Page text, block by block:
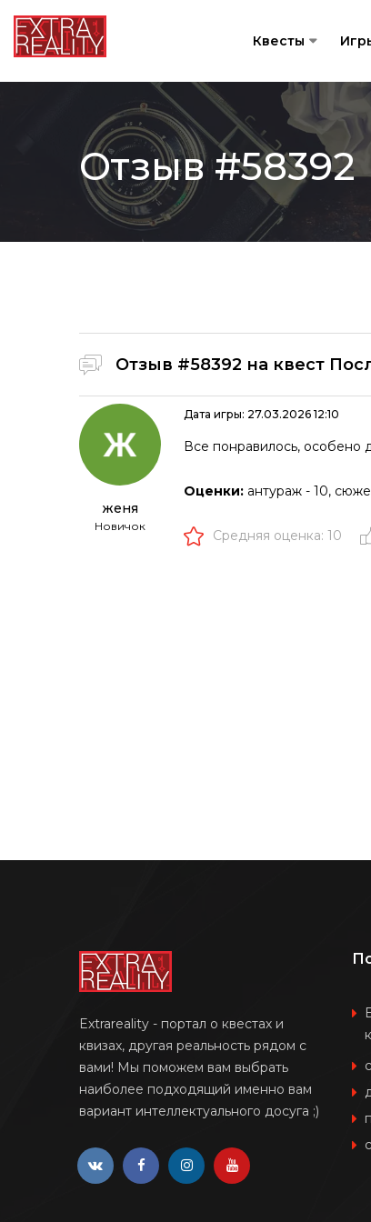
Квесты
Отзыв #58392
Отзыв #58392 на квест
женя
Новичок
Дата игры: 27.03.2026 12:10
Все понравилось, особено
Оценки: антураж - 10,
Средняя оценка: 10
Extrareality - портал о квестах и
квизах, другая реальность рядом с
вами! Мы поможем вам выбрать
наиболее подходящий именно вам
вариант интеллектуального досуга ;)